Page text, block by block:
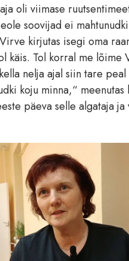
oli viimase
soovijad ei
kirjutas isegi oma
käis. Tol korral me lõime
nelja ajal siin tare
koju minna,“ meenutas
päeva selle algataja ja